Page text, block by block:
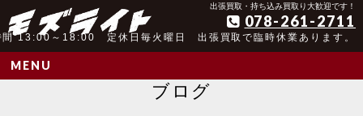
アンティーク玩具取扱歴25年以上の実績 出張買取・持ち込み買取り大歓迎です！
078-261-2711
間 13:00～18:00 定休日毎火曜日 出張買取で臨時休業あります。
MENU
ブログ